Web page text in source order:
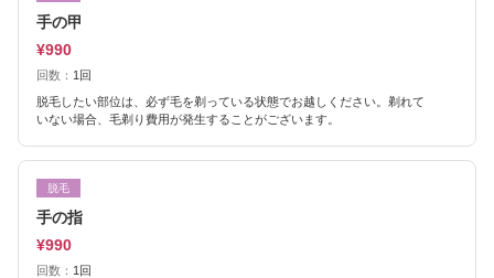
手の甲
¥990
回数： 1回
脱毛したい部位は、必ず毛を剃っている状態でお越しください。剃れて
いない場合、毛剃り費用が発生することがございます。
脱毛
手の指
¥990
回数： 1回